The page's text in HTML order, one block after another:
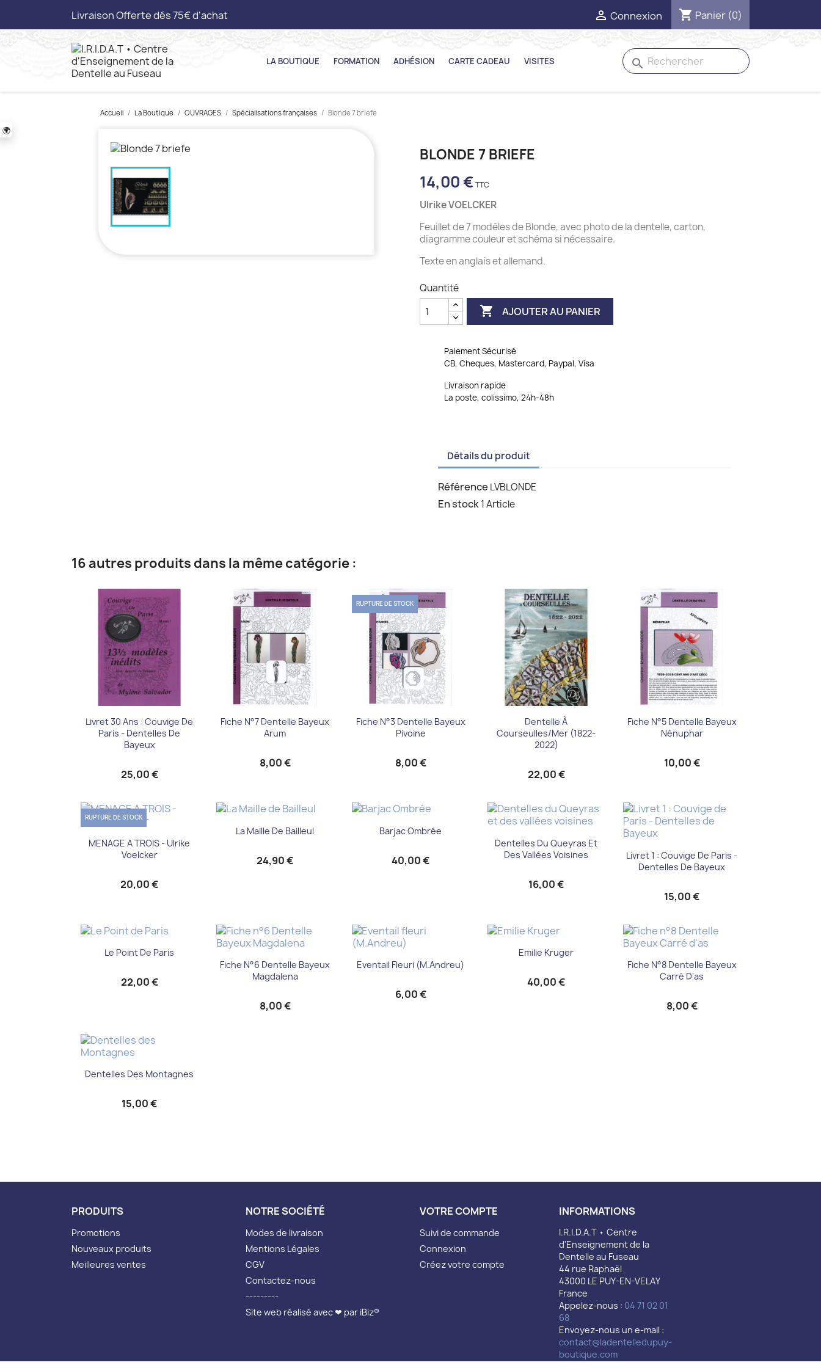
🌍
Livraison Offerte dés 75€ d'achat  Connexion shopping_cart Panier (0)
LA BOUTIQUE FORMATION ADHÉSION CARTE CADEAU VISITES search
Accueil La Boutique OUVRAGES Spécialisations françaises Blonde 7 briefe
BLONDE 7 BRIEFE
14,00 €
Ulrike VOELCKER
Feuillet de 7 modèles de Blonde, avec photo de la dentelle, carton,
diagramme couleur et schéma si nécessaire.
Texte en anglais et allemand.
Quantité
 AJOUTER AU PANIER
Paiement Sécurisé
CB, Cheques, Mastercard, Paypal, Visa
Livraison rapide
La poste, colissimo, 24h-48h
Détails du produit
Référence LVBLONDE
En stock1 Article
16 autres produits dans la même catégorie :
Aperçu rapide
Livret 30 Ans : Couvige De
Paris - Dentelles De
Bayeux
25,00 €
Aperçu rapide
Fiche N°7 Dentelle Bayeux
Arum
8,00 €
Aperçu rapide
Fiche N°3 Dentelle Bayeux
Pivoine
8,00 €
RUPTURE DE STOCK
Aperçu rapide
Dentelle À
Courseulles/mer (1822-
2022)
22,00 €
Aperçu rapide
Fiche N°5 Dentelle Bayeux
Nénuphar
10,00 €
Aperçu rapide
MENAGE A TROIS - Ulrike
Voelcker
20,00 €
RUPTURE DE STOCK
Aperçu rapide
La Maille De Bailleul
24,90 €
Aperçu rapide
Barjac Ombrée
40,00 €
Aperçu rapide
Dentelles Du Queyras Et
Des Vallées Voisines
16,00 €
 Aperçu rapide
Livret 1 : Couvige De Paris -
Dentelles De Bayeux
15,00 €
Aperçu rapide
Le Point De Paris
22,00 €
Aperçu rapide
Fiche N°6 Dentelle Bayeux
Magdalena
8,00 €
Aperçu rapide
Eventail Fleuri (M.Andreu)
6,00 €
Aperçu rapide
Emilie Kruger
40,00 €
Aperçu rapide
Fiche N°8 Dentelle Bayeux
Carré D'as
8,00 €
Aperçu rapide
Dentelles Des Montagnes
15,00 €
PRODUITS
Promotions
Nouveaux produits
Meilleures ventes
NOTRE SOCIÉTÉ
Modes de livraison
Mentions Légales
CGV
Contactez-nous
---------
Site web réalisé avec ❤ par iBiz®
VOTRE COMPTE
Suivi de commande
Connexion
Créez votre compte
INFORMATIONS
I.R.I.D.A.T • Centre
d'Enseignement de la
Dentelle au Fuseau
44 rue Raphaël
43000 LE PUY-EN-VELAY
France
Appelez-nous : 04 71 02 01
68
Envoyez-nous un e-mail :
contact@ladentelledupuy-
boutique.com